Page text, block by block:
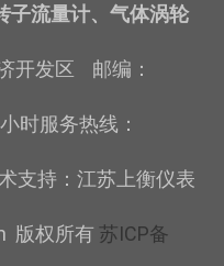
子流量计、气体涡轮
开发区 邮编：
时服务热线：
支持：江苏上衡仪表
版权所有 苏ICP备